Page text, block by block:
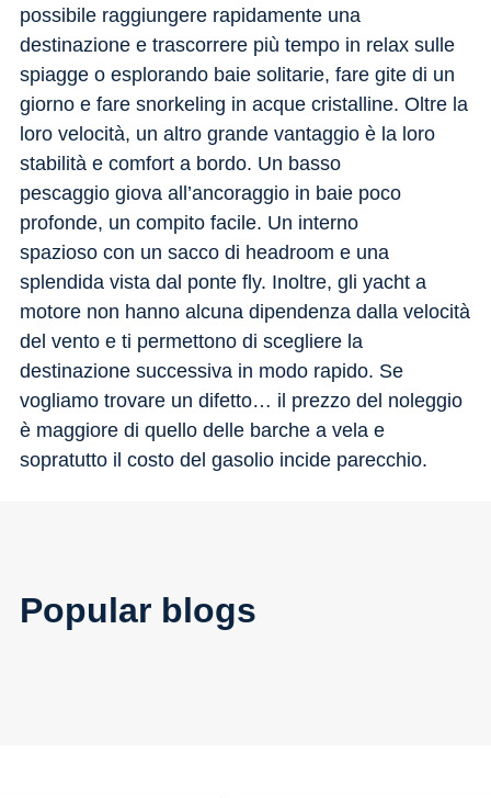
possibile raggiungere rapidamente una
destinazione e trascorrere più tempo in relax sulle
spiagge o esplorando baie solitarie, fare gite di un
giorno e fare snorkeling in acque cristalline. Oltre la
loro velocità, un altro grande vantaggio è la loro
stabilità e comfort a bordo. Un basso
pescaggio giova all’ancoraggio in baie poco
profonde, un compito facile. Un interno
spazioso con un sacco di headroom e una
splendida vista dal ponte fly. Inoltre, gli yacht a
motore non hanno alcuna dipendenza dalla velocità
del vento e ti permettono di scegliere la
destinazione successiva in modo rapido. Se
vogliamo trovare un difetto… il prezzo del noleggio
è maggiore di quello delle barche a vela e
sopratutto il costo del gasolio incide parecchio.
Popular blogs